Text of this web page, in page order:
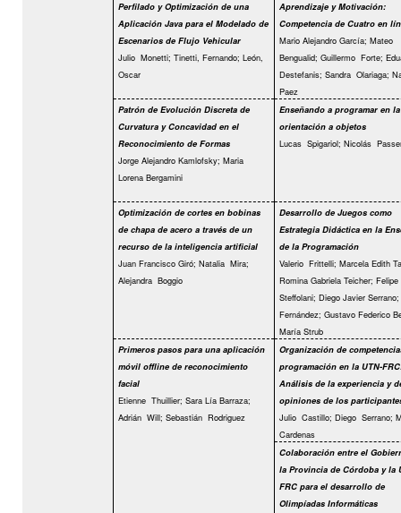
Perfilado y Optimización de una
Aplicación Java para el Modelado de
Escenarios de Flujo Vehicular
Julio Monetti; Tinetti, Fernando; León,
Oscar
Aprendizaje y Motivación:
Competencia de Cuatro en
Mario Alejandro García; Mateo
Bengualid; Guillermo Forte;
Destefanis; Sandra Olariaga;
Paez
Patrón de Evolución Discreta de
Curvatura y Concavidad en el
Reconocimiento de Formas
Jorge Alejandro Kamlofsky; Maria
Lorena Bergamini
Enseñando a programar en la
orientación a objetos
Lucas Spigariol; Nicolás
Optimización de cortes en bobinas
de chapa de acero a través de un
recurso de la inteligencia artificial
Juan Francisco Giró; Natalia Mira;
Alejandra Boggio
Desarrollo de Juegos como
Estrategia Didáctica en la
de la Programación
Valerio Frittelli; Marcela Edith
Romina Gabriela Teicher; Felipe
Steffolani; Diego Javier
Fernández; Gustavo Federico
María Strub
Primeros pasos para una aplicación
móvil offline de reconocimiento
facial
Etienne Thuillier; Sara Lía Barraza;
Adrián Will; Sebastián Rodriguez
Organización de
programación en la UTN-
Análisis de la experiencia y
opiniones de los
Julio Castillo; Diego Serrano;
Cardenas
Colaboración entre el
la Provincia de Córdoba y la
FRC para el desarrollo de
Olimpíadas Informáticas